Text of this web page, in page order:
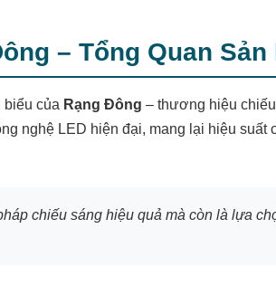
– Tổng Quan Sản
của Rạng Đông – thương hiệu
nghệ LED hiện đại, mang lại hiệu suất
chiếu sáng hiệu quả mà còn là lựa